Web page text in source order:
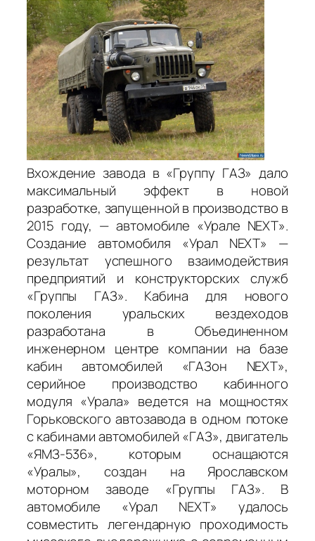
Вхождение завода в «Группу ГАЗ» дало
максимальный эффект в новой
разработке, запущенной в производство в
2015 году, — автомобиле «Урале NEXT».
Создание автомобиля «Урал NEXT» —
результат успешного взаимодействия
предприятий и конструкторских служб
«Группы ГАЗ». Кабина для нового
поколения уральских вездеходов
разработана в Объединенном
инженерном центре компании на базе
кабин автомобилей «ГАЗон NEXT»,
серийное производство кабинного
модуля «Урала» ведется на мощностях
Горьковского автозавода в одном потоке
с кабинами автомобилей «ГАЗ», двигатель
«ЯМЗ-536», которым оснащаются
«Уралы», создан на Ярославском
моторном заводе «Группы ГАЗ». В
автомобиле «Урал NEXT» удалось
совместить легендарную проходимость